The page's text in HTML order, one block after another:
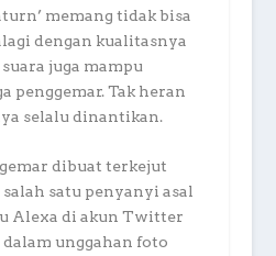
memang tidak bisa
dengan kualitasnya
juga mampu
penggemar. Tak heran
selalu dinantikan.
dibuat terkejut
satu penyanyi asal
Alexa di akun Twitter
unggahan foto